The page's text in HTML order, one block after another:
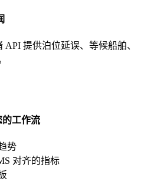
API 提供泊位延误、等候船舶、
的工作流
势
对齐的指标